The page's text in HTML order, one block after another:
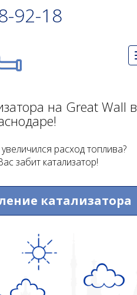
92-18
на Great Wall в
расход топлива?
забит катализатор!
катализатора